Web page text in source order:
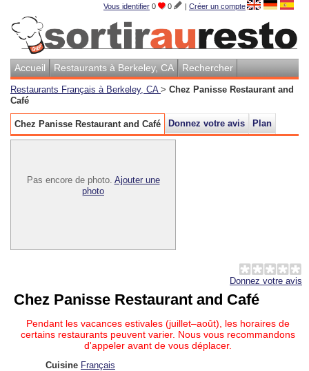
Vous identifier 0 0 | Créer un compte
Accueil Restaurants à Berkeley, CA Rechercher
Restaurants Français à Berkeley, CA > Chez Panisse Restaurant and
Café
Chez Panisse Restaurant and Café Donnez votre avis Plan
Pas encore de photo. Ajouter une
photo
Donnez votre avis
Chez Panisse Restaurant and Café
Pendant les vacances estivales (juillet–août), les horaires de
certains restaurants peuvent varier. Nous vous recommandons
d'appeler avant de vous déplacer.
Cuisine Français